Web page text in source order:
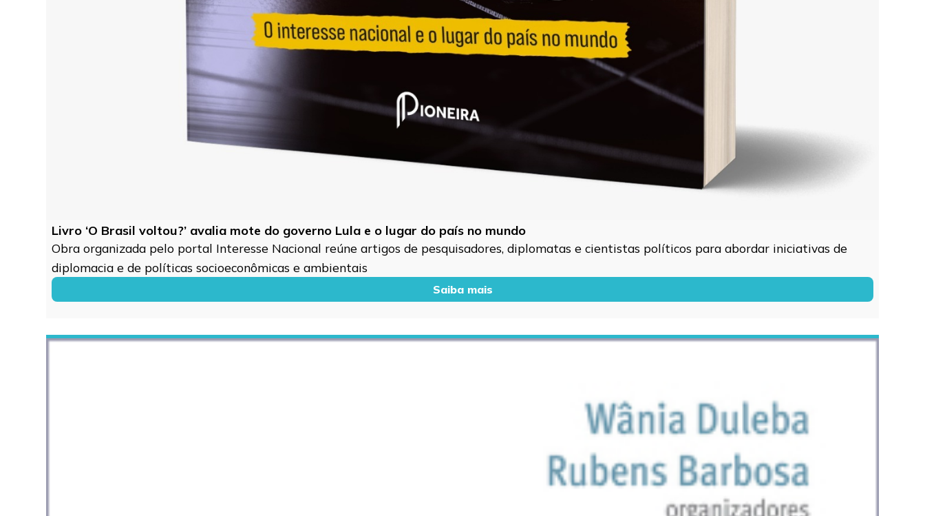
Livro ‘O Brasil voltou?’ avalia mote do governo Lula e o lugar do país no mundo
Obra organizada pelo portal Interesse Nacional reúne artigos de pesquisadores, diplomatas e cientistas políticos para abordar iniciativas de
diplomacia e de políticas socioeconômicas e ambientais
Saiba mais